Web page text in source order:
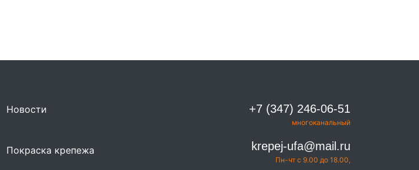
Новости
Покраска крепежа
+7 (347) 246-06-51
многоканальный
krepej-ufa@mail.ru
Пн-чт с 9.00 до 18.00,